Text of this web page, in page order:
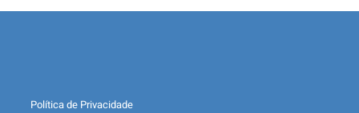
Política de Privacidade